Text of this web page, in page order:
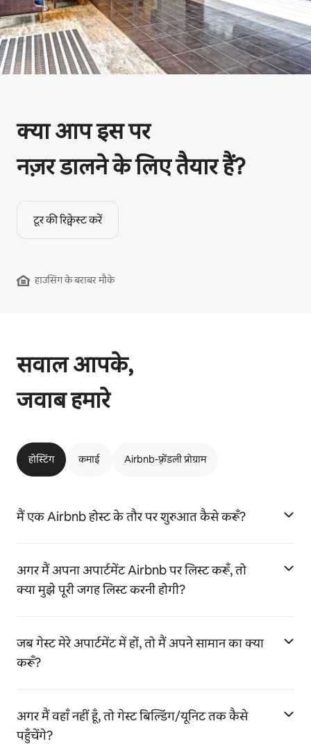
क्या आप इस पर
नज़र डालने के लिए तैयार हैं?
टूर की रिक्वेस्ट करें
हाउसिंग के बराबर मौके
सवाल आपके,
जवाब हमारे
होस्टिंग कमाई Airbnb-फ़्रेंडली प्रोग्राम
मैं एक Airbnb होस्ट के तौर पर शुरुआत कैसे करूँ?
अगर मैं अपना अपार्टमेंट Airbnb पर लिस्ट करूँ, तो
क्या मुझे पूरी जगह लिस्ट करनी होगी?
जब गेस्ट मेरे अपार्टमेंट में हों, तो मैं अपने सामान का क्या
करूँ?
अगर मैं वहाँ नहीं हूँ, तो गेस्ट बिल्डिंग/यूनिट तक कैसे
पहुँचेंगे?